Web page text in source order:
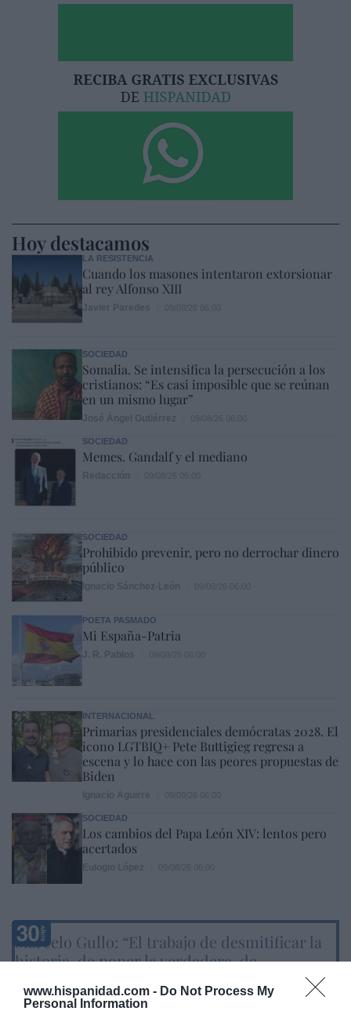
www.hispanidad.com - Do Not Process My
Personal Information
Hoy destacamos
LA RESISTENCIA
Cuando los masones intentaron extorsionar
al rey Alfonso XIII
SOCIEDAD
Somalia. Se intensifica la persecución a los
cristianos: “Es casi imposible que se reúnan
en un mismo lugar”
SOCIEDAD
Memes. Gandalf y el mediano
SOCIEDAD
Prohibido prevenir, pero no derrochar dinero
público
POETA PASMADO
Mi España-Patria
INTERNACIONAL
Primarias presidenciales demócratas 2028. El
icono LGTBIQ+ Pete Buttigieg regresa a
escena y lo hace con las peores propuestas de
Biden
SOCIEDAD
Los cambios del Papa León XIV: lentos pero
acertados
Marcelo Gullo: “El trabajo de desmitificar la
historia, de poner la verdadera, de
cristiano"